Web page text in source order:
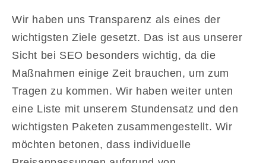
Wir haben uns Transparenz als eines der
wichtigsten Ziele gesetzt. Das ist aus unserer
Sicht bei SEO besonders wichtig, da die
Maßnahmen einige Zeit brauchen, um zum
Tragen zu kommen. Wir haben weiter unten
eine Liste mit unserem Stundensatz und den
wichtigsten Paketen zusammengestellt. Wir
möchten betonen, dass individuelle